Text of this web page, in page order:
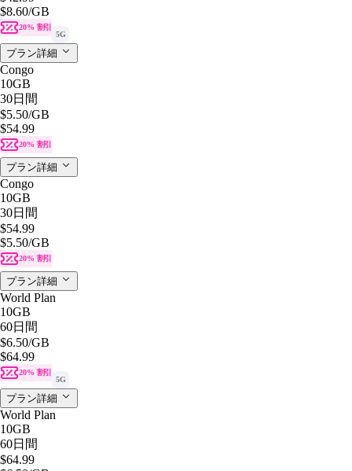
$8.60/GB
20% 割引
5G
プラン詳細
Congo
10GB
30日間
$5.50/GB
$54.99
20% 割引
プラン詳細
Congo
10GB
30日間
$54.99
$5.50/GB
20% 割引
プラン詳細
World Plan
10GB
60日間
$6.50/GB
$64.99
20% 割引
5G
プラン詳細
World Plan
10GB
60日間
$64.99